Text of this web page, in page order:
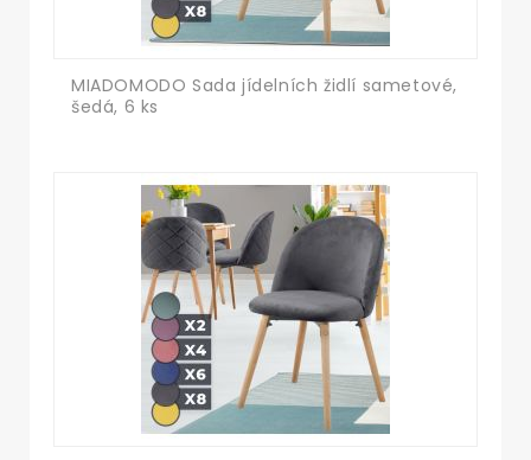
MIADOMODO Sada jídelních židlí sametové,
šedá, 6 ks